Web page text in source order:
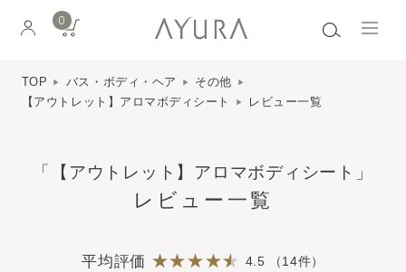
0
TOP バス・ボディ・ヘア
その他
【アウトレット】アロマボディシート
レビュー一覧
「【アウトレット】アロマボディシート」
レビュー一覧
平均評価 4.5 （14件）